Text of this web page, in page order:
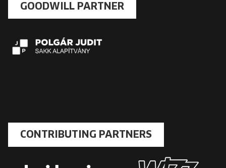
GOODWILL PARTNER
CONTRIBUTING PARTNERS